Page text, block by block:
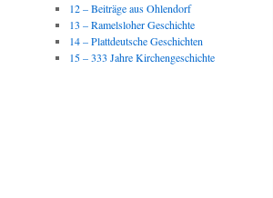
12 – Beiträge aus Ohlendorf
13 – Ramelsloher Geschichte
14 – Plattdeutsche Geschichten
15 – 333 Jahre Kirchengeschichte